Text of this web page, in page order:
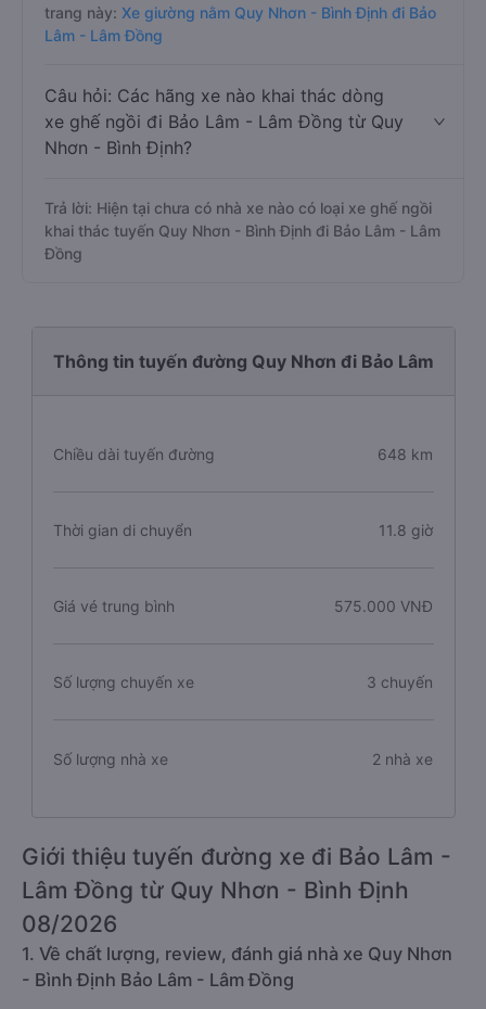
trang này: Xe giường nằm Quy Nhơn - Bình Định đi Bảo
Lâm - Lâm Đồng
Câu hỏi: Các hãng xe nào khai thác dòng
xe ghế ngồi đi Bảo Lâm - Lâm Đồng từ Quy
Nhơn - Bình Định?
Trả lời: Hiện tại chưa có nhà xe nào có loại xe ghế ngồi
khai thác tuyến Quy Nhơn - Bình Định đi Bảo Lâm - Lâm
Đồng
Thông tin tuyến đường Quy Nhơn đi Bảo Lâm
Chiều dài tuyến đường 648 km
Thời gian di chuyển 11.8 giờ
Giá vé trung bình 575.000 VNĐ
Số lượng chuyến xe 3 chuyến
Số lượng nhà xe 2 nhà xe
Giới thiệu tuyến đường xe đi Bảo Lâm -
Lâm Đồng từ Quy Nhơn - Bình Định
08/2026
1. Về chất lượng, review, đánh giá nhà xe Quy Nhơn
- Bình Định Bảo Lâm - Lâm Đồng